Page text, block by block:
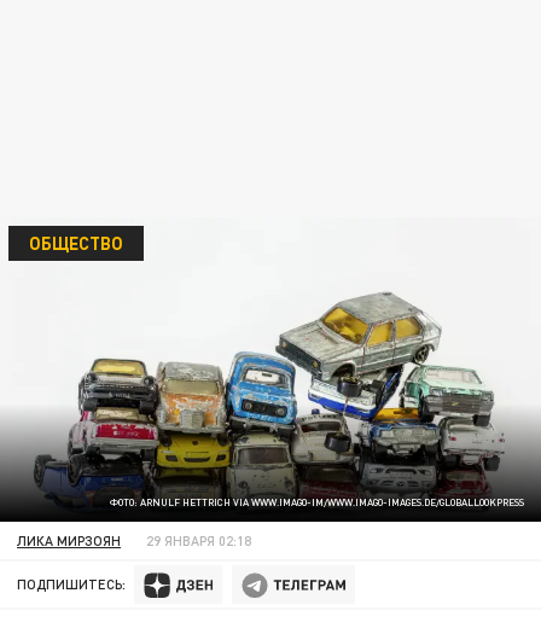
ФОТО: ARNULF HETTRICH VIA WWW.IMAGO-IM/WWW.IMAGO-IMAGES.DE/GLOBALLOOKPRESS
ОБЩЕСТВО
ЛИКА МИРЗОЯН 29 ЯНВАРЯ 02:18
ПОДПИШИТЕСЬ: